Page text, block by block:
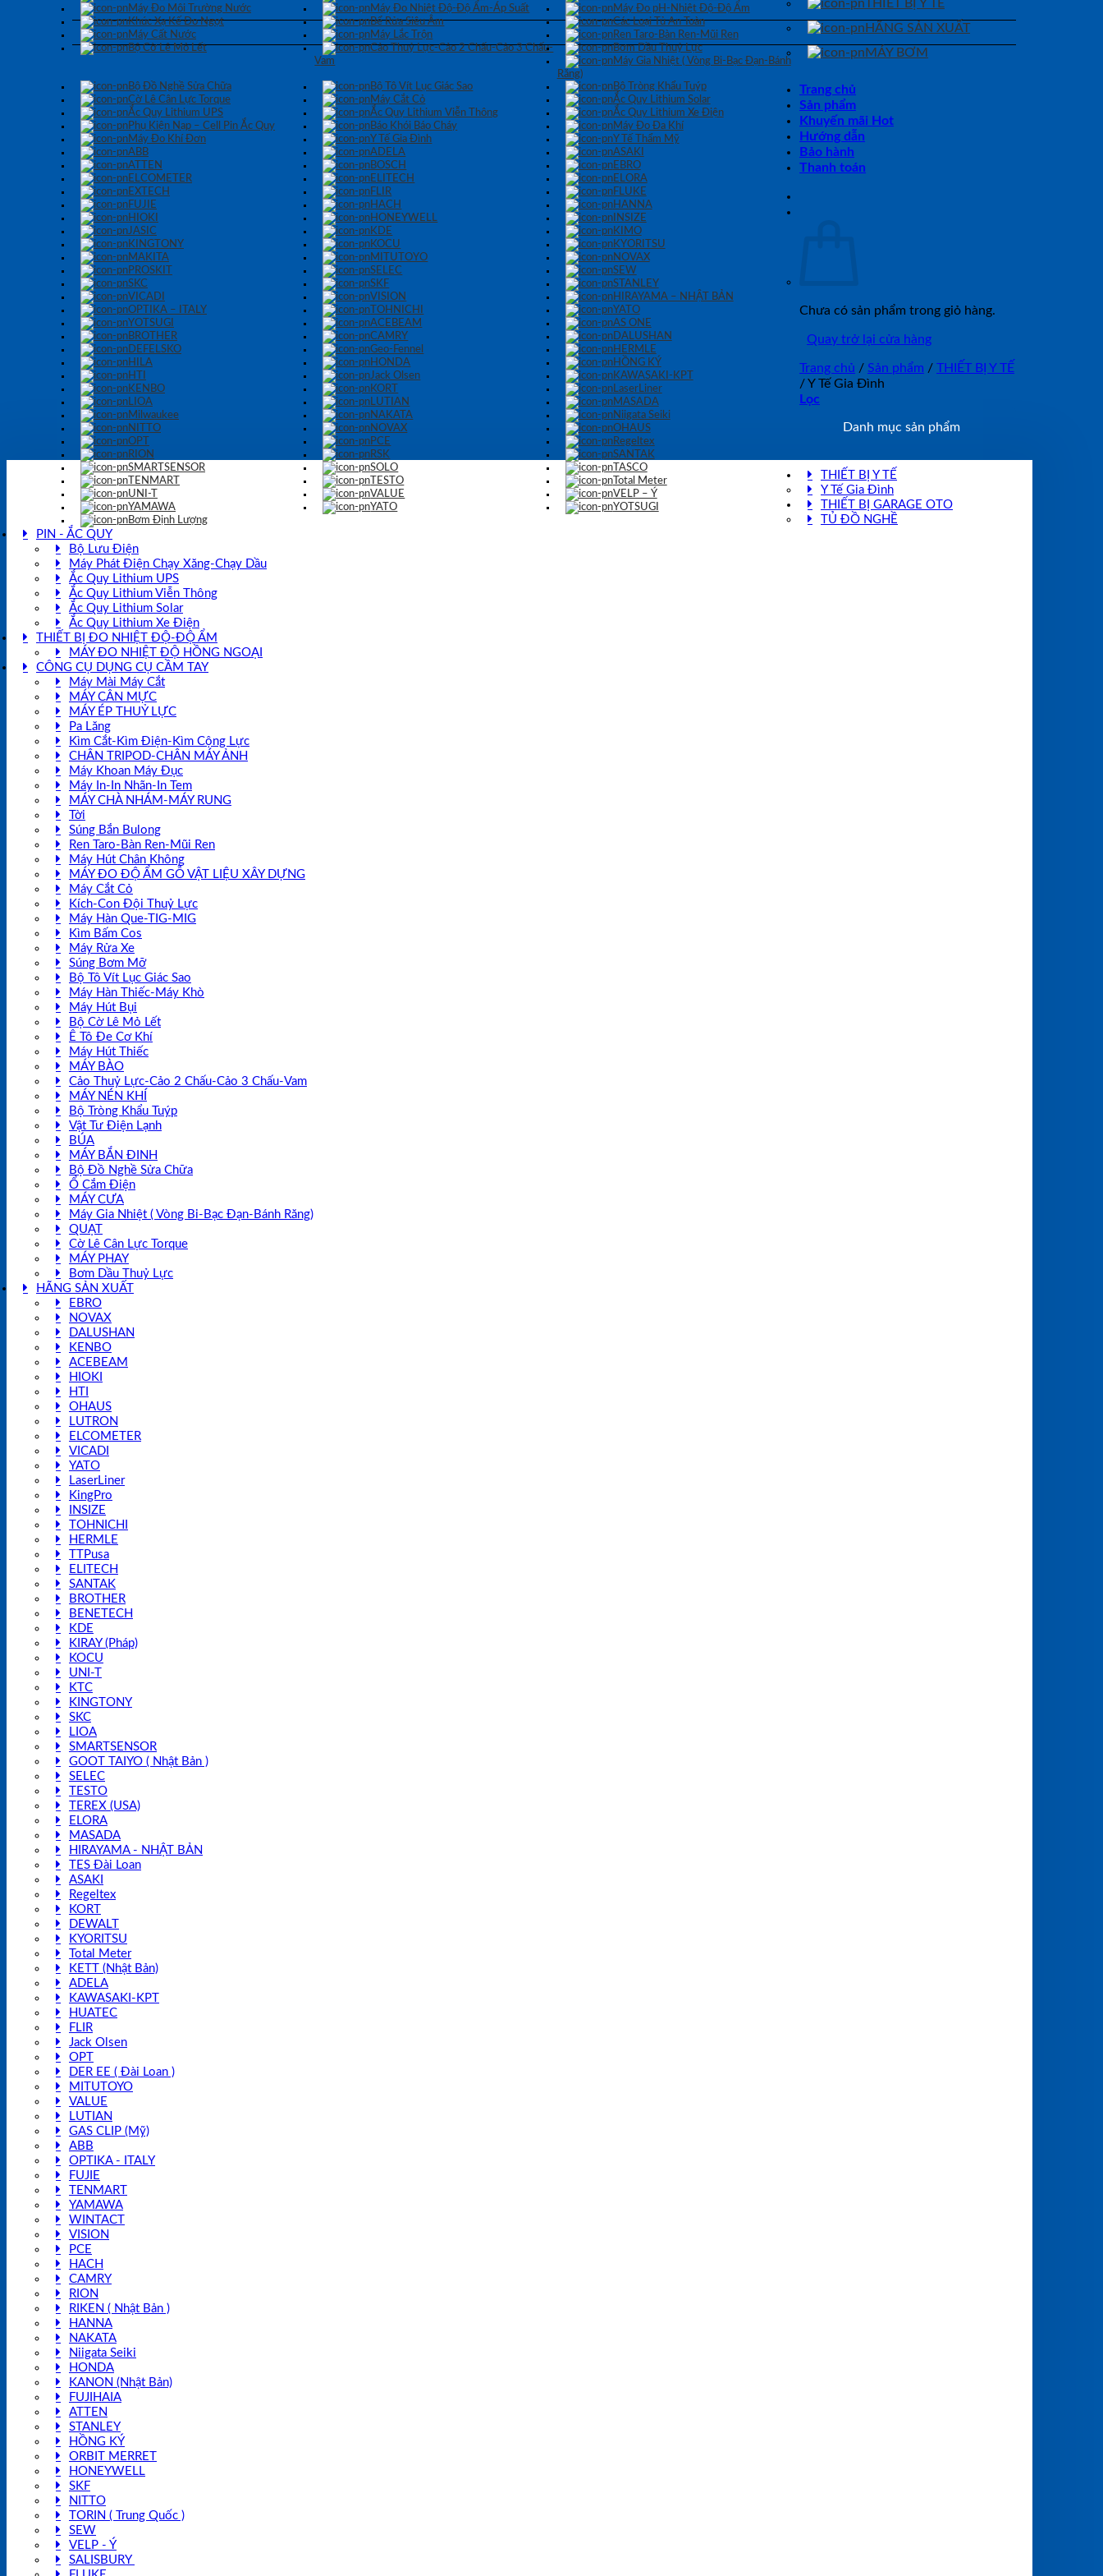
Máy Đo Môi Trường Nước
Máy Đo Nhiệt Độ-Độ Ẩm-Áp Suất
Máy Đo pH-Nhiệt Độ-Độ Ẩm
Khúc Xạ Kế Đo Ngọt
Bể Rửa Siêu Âm
Các Loại Tủ An Toàn
Máy Cất Nước
Máy Lắc Trộn
Ren Taro-Bàn Ren-Mũi Ren
Bộ Cờ Lê Mỏ Lết
Cảo Thuỷ Lực-Cảo 2 Chấu-Cảo 3 Chấu-
Vam
Bơm Dầu Thuỷ Lực
Máy Gia Nhiệt ( Vòng Bi-Bạc Đạn-Bánh
Răng)
Bộ Đồ Nghề Sửa Chữa
Bộ Tô Vít Lục Giác Sao
Bộ Tròng Khẩu Tuýp
Cờ Lê Cân Lực Torque
Máy Cắt Cỏ
Ắc Quy Lithium Solar
Ắc Quy Lithium UPS
Ắc Quy Lithium Viễn Thông
Ắc Quy Lithium Xe Điện
Phụ Kiện Nạp – Cell Pin Ắc Quy
Báo Khói Báo Cháy
Máy Đo Đa Khí
Máy Đo Khí Đơn
THIẾT BỊ Y TẾ
Y Tế Gia Đình Y Tế Thẩm Mỹ
HÃNG SẢN XUẤT
ABB ADELA
ASAKI
ATTEN
BOSCH
EBRO
ELCOMETER
ELITECH
ELORA
EXTECH
FLIR
FLUKE
FUJIE
HACH
HANNA
HIOKI
HONEYWELL
INSIZE
JASIC
KDE
KIMO
KINGTONY
KOCU
KYORITSU
MAKITA
MITUTOYO
NOVAX
PROSKIT
SELEC
SEW
SKC
SKF
STANLEY
VICADI
VISION
HIRAYAMA – NHẬT BẢN
OPTIKA – ITALY
TOHNICHI
YATO
YOTSUGI
ACEBEAM
AS ONE
BROTHER
CAMRY
DALUSHAN
DEFELSKO
Geo-Fennel
HERMLE
HILA
HONDA
HỒNG KÝ
HTI
Jack Olsen
KAWASAKI-KPT
KENBO
KORT
LaserLiner
LIOA
LUTIAN
MASADA
Milwaukee
NAKATA
Niigata Seiki
NITTO
NOVAX
OHAUS
OPT
PCE
Regeltex
RION
RSK
SANTAK
SMARTSENSOR
SOLO
TASCO
TENMART
TESTO
Total Meter
UNI-T
VALUE
VELP – Ý
YAMAWA
YATO YOTSUGI
MÁY BƠM
Bơm Định Lượng
Trang chủ
Sản phẩm
Khuyến mãi Hot
Hướng dẫn
Bảo hành
Thanh toán
Chưa có sản phẩm trong giỏ hàng.
Quay trở lại cửa hàng
Trang chủ / Sản phẩm / THIẾT BỊ Y TẾ
/Y Tế Gia Đình
Lọc
Danh mục sản phẩm
THIẾT BỊ Y TẾ
Y Tế Gia Đình
THIẾT BỊ GARAGE OTO
TỦ ĐỒ NGHỀ
PIN - ẮC QUY
Bộ Lưu Điện
Máy Phát Điện Chạy Xăng-Chạy Dầu
Ắc Quy Lithium UPS
Ắc Quy Lithium Viễn Thông
Ắc Quy Lithium Solar
Ắc Quy Lithium Xe Điện
THIẾT BỊ ĐO NHIỆT ĐỘ-ĐỘ ẨM
MÁY ĐO NHIỆT ĐỘ HỒNG NGOẠI
CÔNG CỤ DỤNG CỤ CẦM TAY
Máy Mài Máy Cắt
MÁY CÂN MỰC
MÁY ÉP THUỶ LỰC
Pa Lăng
Kìm Cắt-Kìm Điện-Kìm Cộng Lực
CHÂN TRIPOD-CHÂN MÁY ẢNH
Máy Khoan Máy Đục
Máy In-In Nhãn-In Tem
MÁY CHÀ NHÁM-MÁY RUNG
Tời
Súng Bắn Bulong
Ren Taro-Bàn Ren-Mũi Ren
Máy Hút Chân Không
MÁY ĐO ĐỘ ẨM GỖ VẬT LIỆU XÂY DỰNG
Máy Cắt Cỏ
Kích-Con Đội Thuỷ Lực
Máy Hàn Que-TIG-MIG
Kìm Bấm Cos
Máy Rửa Xe
Súng Bơm Mỡ
Bộ Tô Vít Lục Giác Sao
Máy Hàn Thiếc-Máy Khò
Máy Hút Bụi
Bộ Cờ Lê Mỏ Lết
Ê Tô Đe Cơ Khí
Máy Hút Thiếc
MÁY BÀO
Cảo Thuỷ Lực-Cảo 2 Chấu-Cảo 3 Chấu-Vam
MÁY NÉN KHÍ
Bộ Tròng Khẩu Tuýp
Vật Tư Điện Lạnh
BÚA
MÁY BẮN ĐINH
Bộ Đồ Nghề Sửa Chữa
Ổ Cắm Điện
MÁY CƯA
Máy Gia Nhiệt ( Vòng Bi-Bạc Đạn-Bánh Răng)
QUẠT
Cờ Lê Cân Lực Torque
MÁY PHAY
Bơm Dầu Thuỷ Lực
HÃNG SẢN XUẤT
EBRO
NOVAX
DALUSHAN
KENBO
ACEBEAM
HIOKI
HTI
OHAUS
LUTRON
ELCOMETER
VICADI
YATO
LaserLiner
KingPro
INSIZE
TOHNICHI
HERMLE
TTPusa
ELITECH
SANTAK
BROTHER
BENETECH
KDE
KIRAY (Pháp)
KOCU
UNI-T
KTC
KINGTONY
SKC
LIOA
SMARTSENSOR
GOOT TAIYO ( Nhật Bản )
SELEC
TESTO
TEREX (USA)
ELORA
MASADA
HIRAYAMA - NHẬT BẢN
TES Đài Loan
ASAKI
Regeltex
KORT
DEWALT
KYORITSU
Total Meter
KETT (Nhật Bản)
ADELA
KAWASAKI-KPT
HUATEC
FLIR
Jack Olsen
OPT
DER EE ( Đài Loan )
MITUTOYO
VALUE
LUTIAN
GAS CLIP (Mỹ)
ABB
OPTIKA - ITALY
FUJIE
TENMART
YAMAWA
WINTACT
VISION
PCE
HACH
CAMRY
RION
RIKEN ( Nhật Bản )
HANNA
NAKATA
Niigata Seiki
HONDA
KANON (Nhật Bản)
FUJIHAIA
ATTEN
STANLEY
HỒNG KÝ
ORBIT MERRET
HONEYWELL
SKF
NITTO
TORIN ( Trung Quốc )
SEW
VELP - Ý
SALISBURY